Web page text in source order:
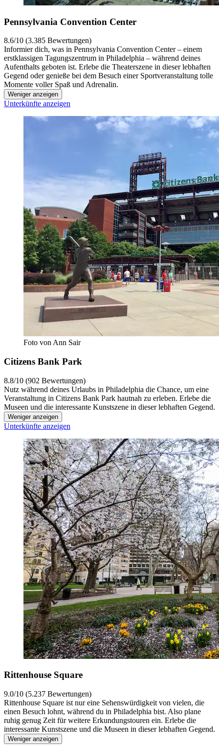
Pennsylvania Convention Center
8.6/10 (3.385 Bewertungen)
Informier dich, was in Pennsylvania Convention Center – einem
erstklassigen Tagungszentrum in Philadelphia – während deines
Aufenthalts geboten ist. Erlebe die Theaterszene in dieser lebhaften
Gegend oder genieße bei dem Besuch einer Sportveranstaltung tolle
Momente voller Spaß und Adrenalin.
Weniger anzeigen
Unterkünfte anzeigen
Foto von Ann Sair
Citizens Bank Park
8.8/10 (902 Bewertungen)
Nutz während deines Urlaubs in Philadelphia die Chance, um eine
Veranstaltung in Citizens Bank Park hautnah zu erleben. Erlebe die
Museen und die interessante Kunstszene in dieser lebhaften Gegend.
Weniger anzeigen
Unterkünfte anzeigen
Rittenhouse Square
9.0/10 (5.237 Bewertungen)
Rittenhouse Square ist nur eine Sehenswürdigkeit von vielen, die
einen Besuch lohnt, während du in Philadelphia bist. Also plane
ruhig genug Zeit für weitere Erkundungstouren ein. Erlebe die
interessante Kunstszene und die Museen in dieser lebhaften Gegend.
Weniger anzeigen